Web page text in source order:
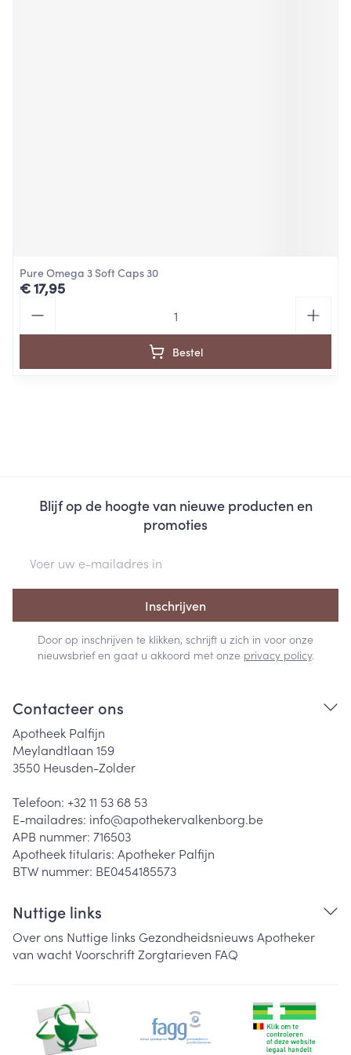
Pure Omega 3 Soft Caps 30
€ 17,95
Bestel
Blijf op de hoogte van nieuwe producten en
promoties
Inschrijven
Door op inschrijven te klikken, schrijft u zich in voor onze
nieuwsbrief en gaat u akkoord met onze privacy policy.
Contacteer ons
Apotheek Palfijn
Meylandtlaan 159
3550 Heusden-Zolder
Telefoon: +32 11 53 68 53
E-mailadres: info@apothekervalkenborg.be
APB nummer: 716503
Apotheek titularis: Apotheker Palfijn
BTW nummer: BE0454185573
Nuttige links
Over ons Nuttige links Gezondheidsnieuws Apotheker
van wachtVoorschriftZorgtarieven FAQ